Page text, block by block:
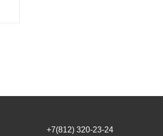
+7(812) 320-23-24